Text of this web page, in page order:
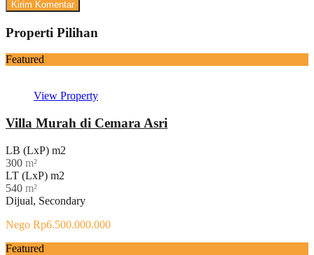
Properti Pilihan
Featured
View Property
Villa Murah di Cemara Asri
LB (LxP) m2
300 m²
LT (LxP) m2
540 m²
Dijual, Secondary
Nego Rp6.500.000.000
Featured